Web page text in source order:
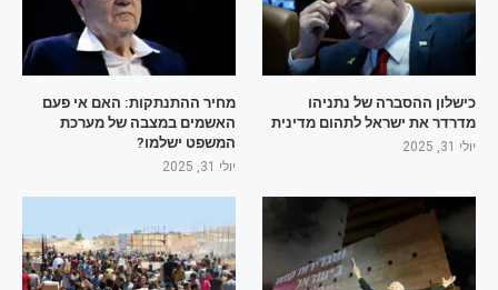
כישלון ההסברה של נתניהו
מדרדר את ישראל לתהום מדינית
יולי 31, 2025
מחיר ההתנתקות: האם אי פעם
האשמים במצבה של מערכת
המשפט ישלמו?
יולי 31, 2025